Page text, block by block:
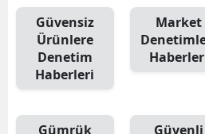
Güvensiz
Ürünlere
Denetim
Haberleri
Market
Gümrük
Güvenli